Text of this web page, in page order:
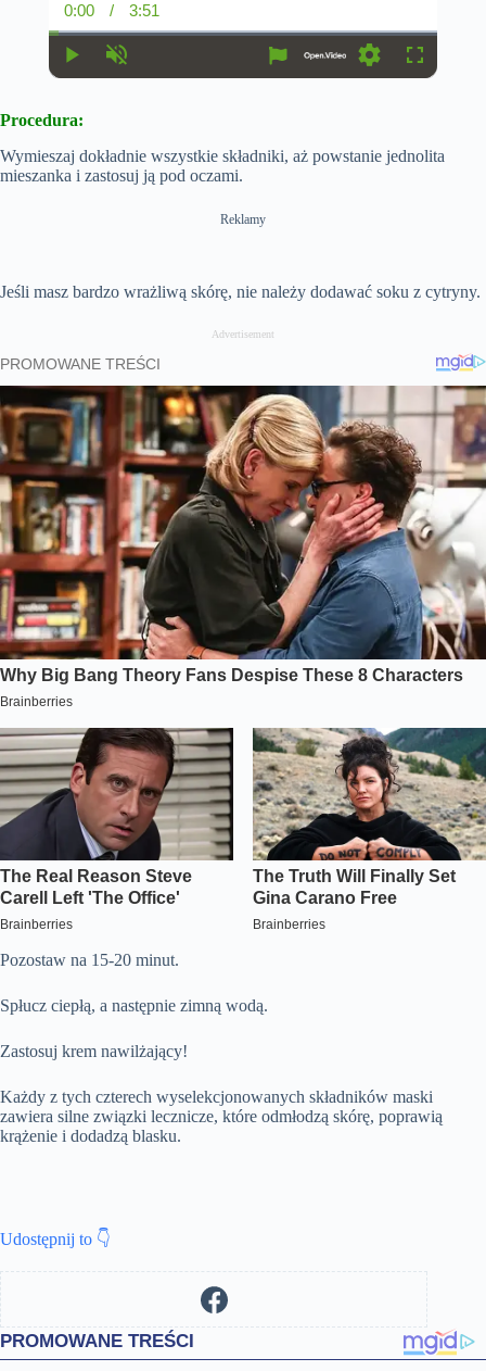
P
y
U
e
C
u
r
e
t
T
i
m
e
0:00 /
D
u
t
3:51
S
n
g
F
c
r
Procedura:
Wymieszaj dokładnie wszystkie składniki, aż powstanie jednolita
mieszanka i zastosuj ją pod oczami.
Reklamy
Jeśli masz bardzo wrażliwą skórę, nie należy dodawać soku z cytryny.
Advertisement
Pozostaw na 15-20 minut.
Spłucz ciepłą, a następnie zimną wodą.
Zastosuj krem nawilżający!
Każdy z tych czterech wyselekcjonowanych składników maski
zawiera silne związki lecznicze, które odmłodzą skórę, poprawią
krążenie i dodadzą blasku.
Udostępnij to 👇